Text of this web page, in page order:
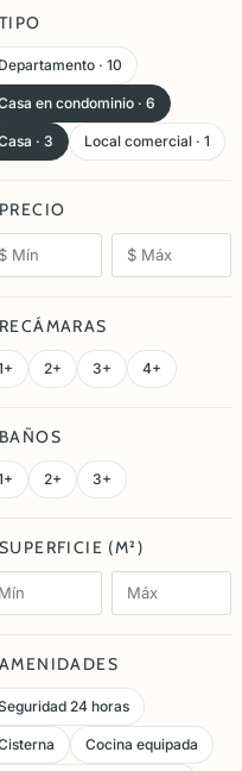
TIPO
Departamento · 10
en condominio · 6
· 3 Local comercial · 1
PRECIO
RECÁMARAS
2+ 3+ 4+
BAÑOS
2+ 3+
SUPERFICIE (M²)
AMENIDADES
24 horas
Cocina equipada